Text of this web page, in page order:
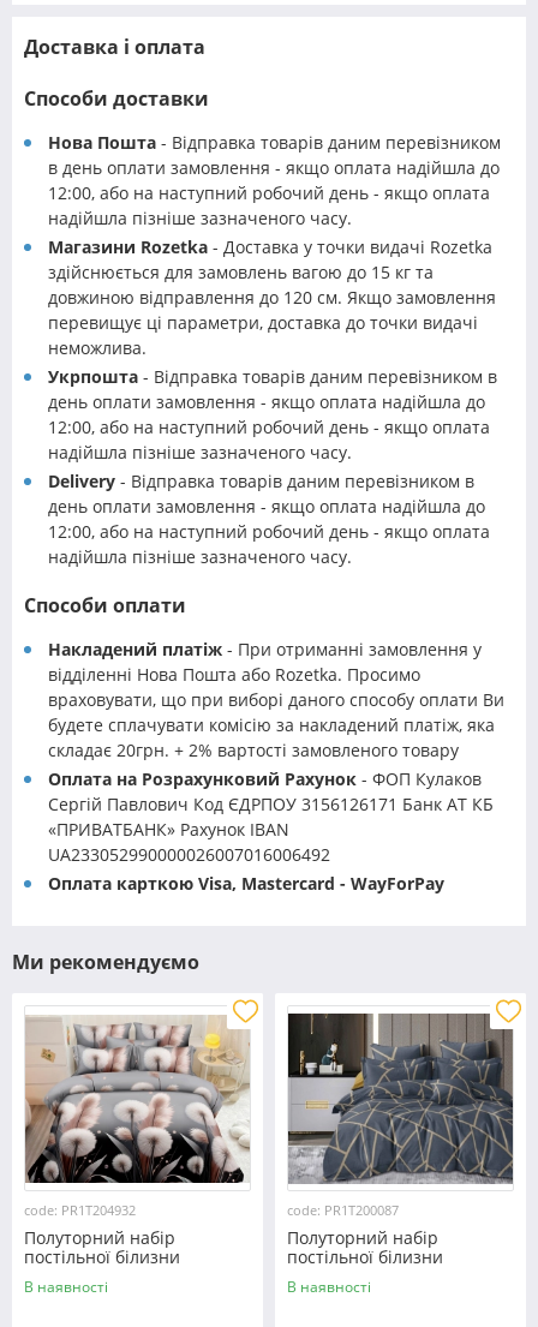
Доставка і оплата
Способи доставки
Нова Пошта - Відправка товарів даним перевізником
в день оплати замовлення - якщо оплата надійшла до
12:00, або на наступний робочий день - якщо оплата
надійшла пізніше зазначеного часу.
Магазини Rozetka - Доставка у точки видачі Rozetka
здійснюється для замовлень вагою до 15 кг та
довжиною відправлення до 120 см. Якщо замовлення
перевищує ці параметри, доставка до точки видачі
неможлива.
Укрпошта - Відправка товарів даним перевізником в
день оплати замовлення - якщо оплата надійшла до
12:00, або на наступний робочий день - якщо оплата
надійшла пізніше зазначеного часу.
Delivery - Відправка товарів даним перевізником в
день оплати замовлення - якщо оплата надійшла до
12:00, або на наступний робочий день - якщо оплата
надійшла пізніше зазначеного часу.
Способи оплати
Накладений платіж - При отриманні замовлення у
відділенні Нова Пошта або Rozetka. Просимо
враховувати, що при виборі даного способу оплати Ви
будете сплачувати комісію за накладений платіж, яка
складає 20грн. + 2% вартості замовленого товару
Оплата на Розрахунковий Рахунок - ФОП Кулаков
Сергій Павлович Код ЄДРПОУ 3156126171 Банк АТ КБ
«ПРИВАТБАНК» Рахунок IBAN
UA233052990000026007016006492
Оплата карткою Visa, Mastercard - WayForPay
Ми рекомендуємо
code: PR1T204932
Полуторний набір
постільної білизни
150*220 із полікотону
№204932 Черешенька™
В наявності
code: PR1T200087
Полуторний набір
постільної білизни
150*220 із полікотону
№200087 Черешенька™
В наявності